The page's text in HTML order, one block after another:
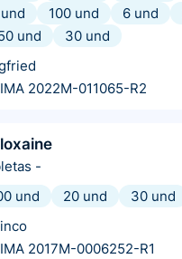
100 und 6 und
und
30 und
2022M-011065-R2
-
und
20 und 30 und
2017M-0006252-R1